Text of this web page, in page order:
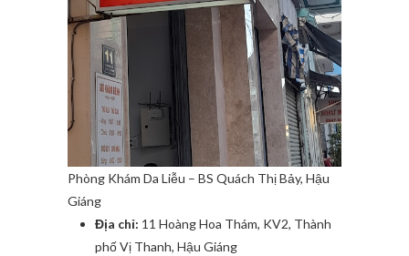
Phòng Khám Da Liễu – BS Quách Thị Bảy, Hậu
Giáng
Địa chỉ: 11 Hoàng Hoa Thám, KV2, Thành
phố Vị Thanh, Hậu Giáng